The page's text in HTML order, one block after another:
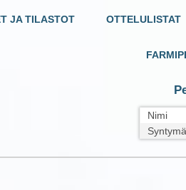
JA TILASTOT OTTELULISTAT
Nimi